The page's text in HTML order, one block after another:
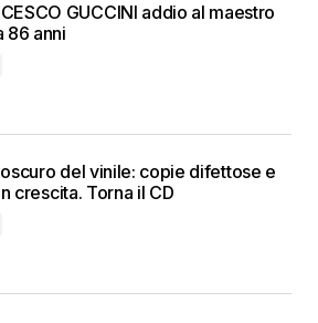
GUCCINI addio al maestro
86 anni
del vinile: copie difettose e
crescita. Torna il CD